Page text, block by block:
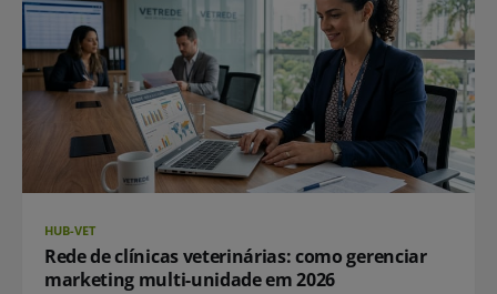
HUB-VET
Rede de clínicas veterinárias: como gerenciar
marketing multi-unidade em 2026